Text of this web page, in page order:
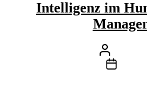
Intelligenz im
Beitragsautor